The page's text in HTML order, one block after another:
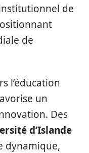
de
de
l’éducation
un
Des
d’Islande
dynamique,